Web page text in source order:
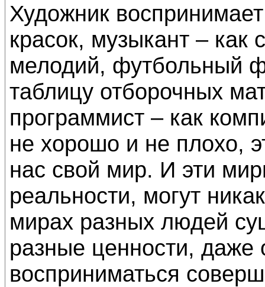
Художник
красок, музыкант – как
мелодий, футбольный
таблицу отборочных
программист – как
не хорошо и не плохо,
нас свой мир. И эти
реальности, могут
мирах разных людей
разные ценности,
восприниматься